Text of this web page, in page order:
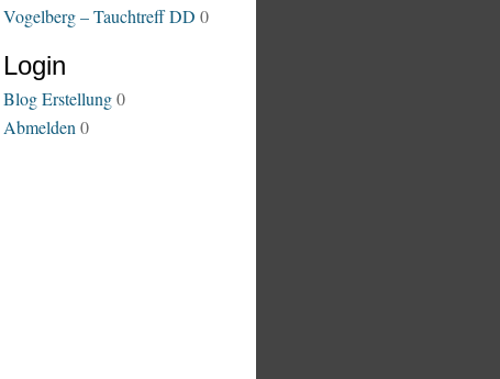
Vogelberg – Tauchtreff DD 0
Login
Blog Erstellung0
Abmelden 0